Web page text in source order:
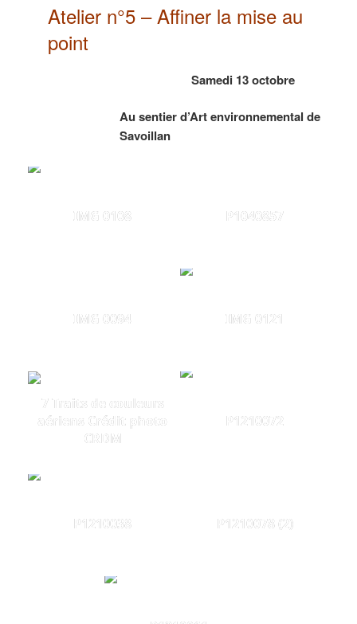
Atelier n°5 – Affiner la mise au
point
Samedi 13 octobre
Au sentier d’Art environnemental de
Savoillan
IMG 0108 P1040857
IMG 0094 IMG 0121
7 Traits de couleurs
aériens Crédit photo
CRDM
P1210072
P1210038 P1210078 (2)